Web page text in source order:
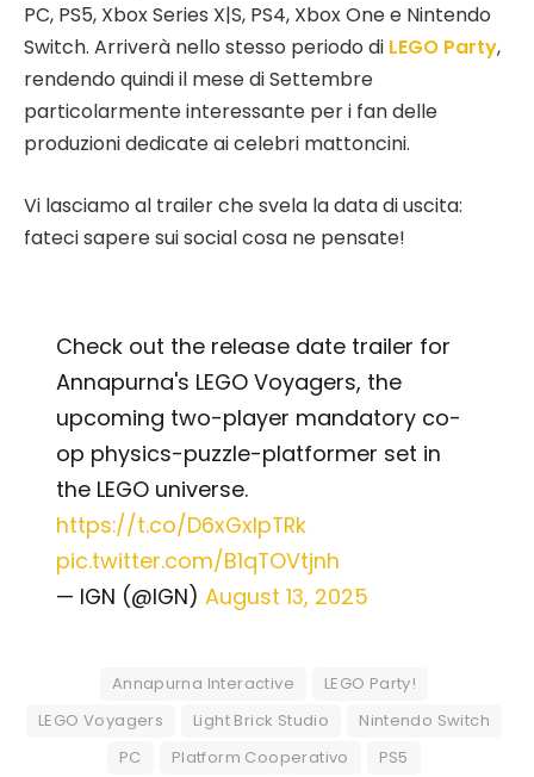
PC, PS5, Xbox Series X|S, PS4, Xbox One e Nintendo
Switch. Arriverà nello stesso periodo di LEGO Party,
rendendo quindi il mese di Settembre
particolarmente interessante per i fan delle
produzioni dedicate ai celebri mattoncini.
Vi lasciamo al trailer che svela la data di uscita:
fateci sapere sui social cosa ne pensate!
Check out the release date trailer for
Annapurna's LEGO Voyagers, the
upcoming two-player mandatory co-
op physics-puzzle-platformer set in
the LEGO universe.
https://t.co/D6xGxIpTRk
pic.twitter.com/B1qTOVtjnh
— IGN (@IGN) August 13, 2025
Annapurna Interactive
LEGO Party!
LEGO Voyagers
Light Brick Studio
Nintendo Switch
PC
Platform Cooperativo
PS5